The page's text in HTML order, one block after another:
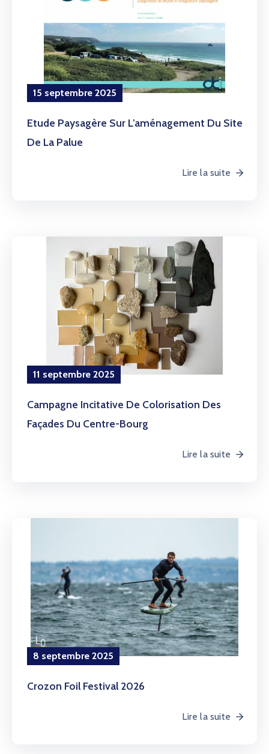
15 septembre 2025
Etude Paysagère Sur L’aménagement Du Site
De La Palue
Lire la suite
11 septembre 2025
Campagne Incitative De Colorisation Des
Façades Du Centre-Bourg
Lire la suite
8 septembre 2025
Crozon Foil Festival 2026
Lire la suite